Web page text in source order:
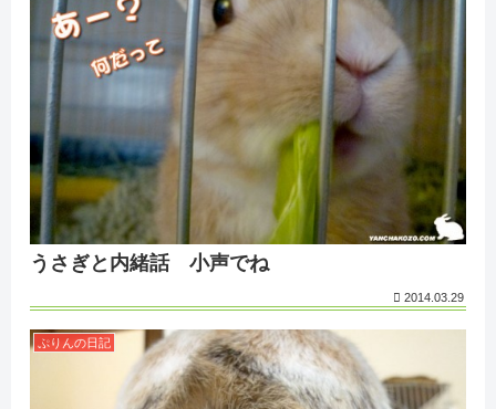
うさぎと内緒話 小声でね
2014.03.29
ぷりんの日記